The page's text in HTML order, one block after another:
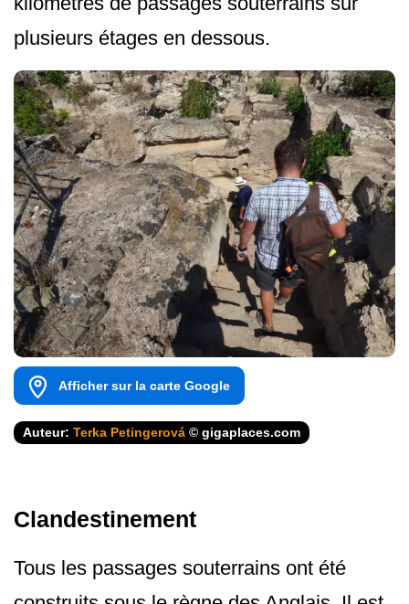
plusieurs étages en dessous.
Afficher sur la carte Google
Auteur: Terka Petingerová © gigaplaces.com
Clandestinement
Tous les passages souterrains ont été